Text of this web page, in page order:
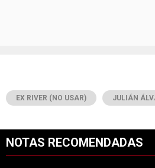
EX RIVER (NO USAR) JULIÁN
NOTAS RECOMENDADAS